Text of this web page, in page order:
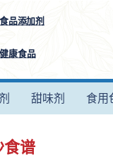
食品添加剂
健康食品
甜味剂 食用
食谱